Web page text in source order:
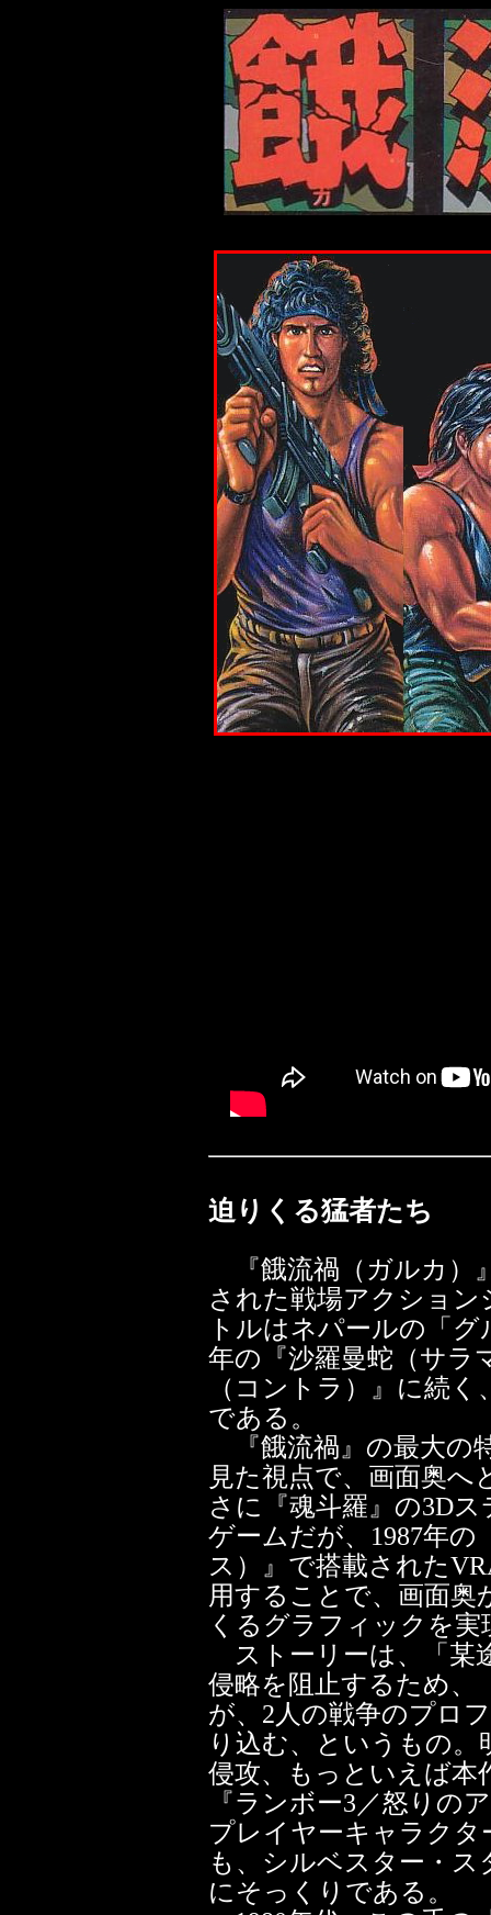
迫りくる猛者たち
『餓流禍（ガルカ）
された戦場アクショ
トルはネパールの「
年の『沙羅曼蛇（サラ
（コントラ）』に続
である。
『餓流禍』の最大の
見た視点で、画面奥へ
さに『魂斗羅』の3D
ゲームだが、1987年の
ス）』で搭載された
用することで、画面
くるグラフィックを
ストーリーは、「某
侵略を阻止するため、
が、2人の戦争のプロ
り込む、というもの
侵攻、もっといえば本
『ランボー3／怒りの
プレイヤーキャラク
も、シルベスター・
にそっくりである。